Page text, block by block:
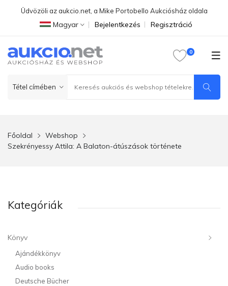
Üdvözöli az aukcio.net, a Mike Portobello Aukciósház oldala
Magyar Bejelentkezés Regisztráció
Főoldal
Webshop
Szekrényessy Attila: A Balaton-átúszások története
Kategóriák
Könyv
Ajándékkönyv
Audio books
Deutsche Bücher